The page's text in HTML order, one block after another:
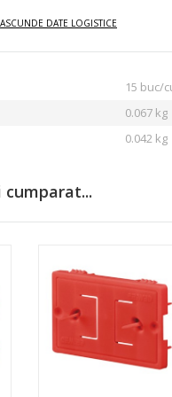
ASCUNDE DATE LOGISTICE
15 buc/
0.067 kg
0.042 kg